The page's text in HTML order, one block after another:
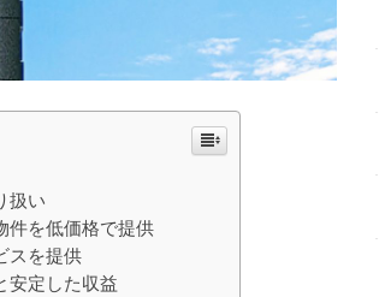
扱い
件を低価格で提供
スを提供
安定した収益